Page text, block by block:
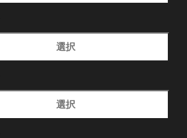
選択
選択